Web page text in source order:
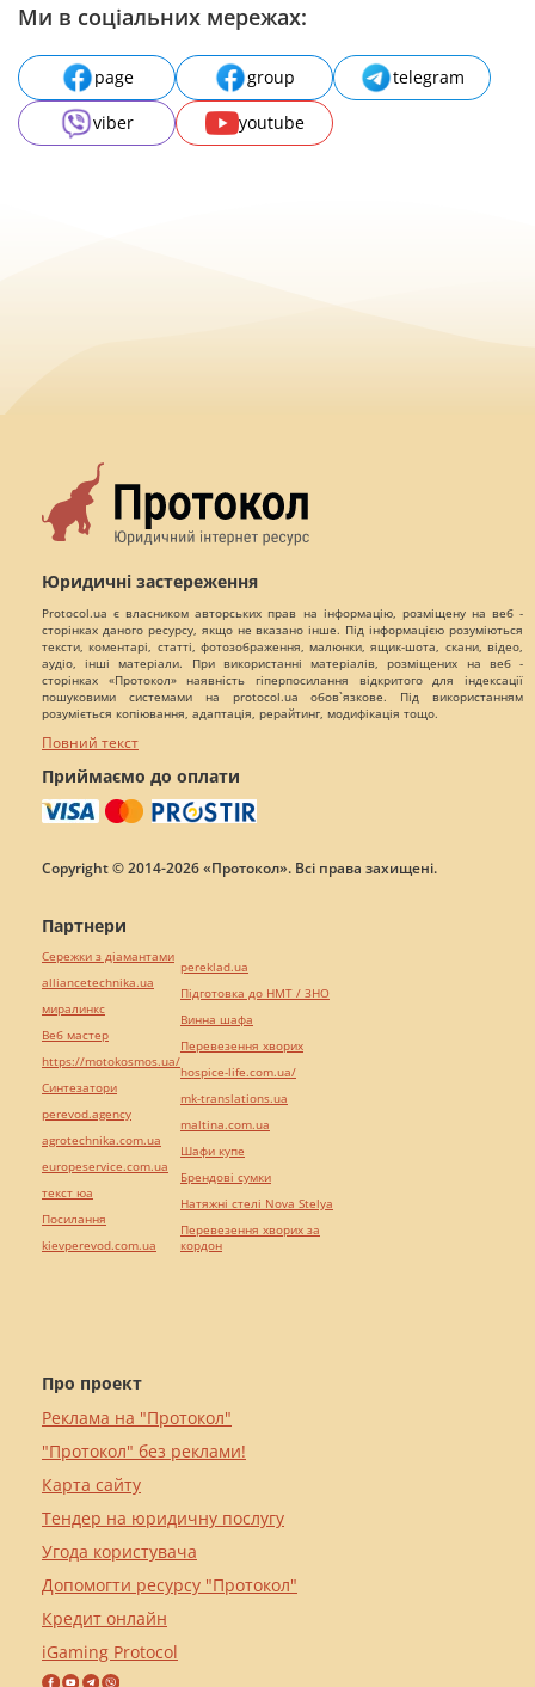
Ми в соціальних мережах:
page group
telegram
viber
youtube
Юридичні застереження
Protocol.ua є власником авторських прав на інформацію, розміщену на веб -
сторінках даного ресурсу, якщо не вказано інше. Під інформацією розуміються
тексти, коментарі, статті, фотозображення, малюнки, ящик-шота, скани, відео,
аудіо, інші матеріали. При використанні матеріалів, розміщених на веб -
сторінках «Протокол» наявність гіперпосилання відкритого для індексації
пошуковими системами на protocol.ua обов`язкове. Під використанням
розуміється копіювання, адаптація, рерайтинг, модифікація тощо.
Повний текст
Приймаємо до оплати
Copyright © 2014-2026 «Протокол». Всі права захищені.
Про проект
Реклама на "Протокол"
"Протокол" без реклами!
Карта сайту
Тендер на юридичну послугу
Угода користувача
Допомогти ресурсу "Протокол"
Кредит онлайн
iGaming Protocol
Партнери
Сережки з діамантами
alliancetechnika.ua
миралинкс
Веб мастер
https://motokosmos.ua/
Синтезатори
perevod.agency
agrotechnika.com.ua
europeservice.com.ua
текст юа
Посилання
kievperevod.com.ua
pereklad.ua
Підготовка до НМТ / ЗНО
Винна шафа
Перевезення хворих
hospice-life.com.ua/
mk-translations.ua
maltina.com.ua
Шафи купе
Брендові сумки
Натяжні стелі Nova Stelya
Перевезення хворих за
кордон